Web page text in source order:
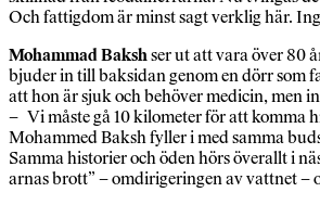
Och fattigdom är minst sagt verklig här.
Mohammad Bakshser ut att vara över 80
bjuder in till baksidan genom en dörr som
att hon är sjuk och behöver medicin, men
– Vi måste gå 10 kilometer för att komma
Mohammed Baksh fyller i med samma
Samma historier och öden hörs överallt i
arnas brott” – omdirigeringen av vattnet –